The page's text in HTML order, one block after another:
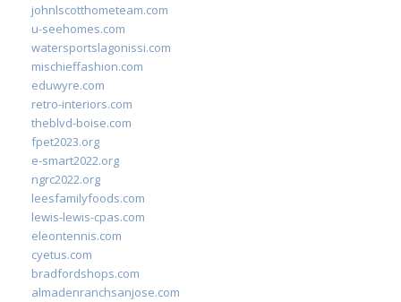
johnlscotthometeam.com
u-seehomes.com
watersportslagonissi.com
mischieffashion.com
eduwyre.com
retro-interiors.com
theblvd-boise.com
fpet2023.org
e-smart2022.org
ngrc2022.org
leesfamilyfoods.com
lewis-lewis-cpas.com
eleontennis.com
cyetus.com
bradfordshops.com
almadenranchsanjose.com